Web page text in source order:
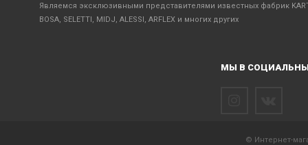
Являемся эксклюзивными представителями известных фабрик
BOSA, SELETTI, MIDJ, ALESSI, ARFLEX и многих других
МЫ В
© Интернет-